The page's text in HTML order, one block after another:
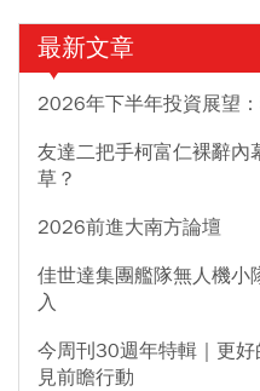
最新文章
2026年下半年投資展望
友達二把手柯富仁裸辭內
草？
2026前進大南方論壇
佳世達集團艦隊無人機小
入
今周刊30週年特輯｜更
見前瞻行動